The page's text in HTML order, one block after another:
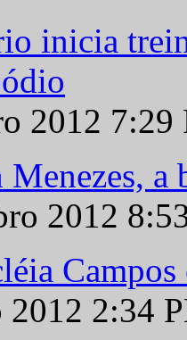
inicia
2012
Menezes,
2012
2012 2:34